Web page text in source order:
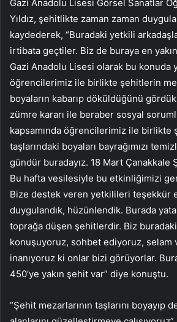
Gazi Anadolu Lisesi Görsel Sanatlar
Yıldız, şehitlikte zaman zaman
kaydederek, “Buradaki yetkili
irtibata geçtiler. Biz de buraya en
Gazi Anadolu Lisesi olarak bu konuda
öğrencilerimiz ile birlikte şehitlerin
boyaların kabarıp döküldüğünü
zümre kararı ile beraber sosyal
kapsamında öğrencilerimiz ile birlikte
taşlarındaki boyaları bayrağımızı
gündür buradayız. 18 Mart Çanakkale
Bu hafta vesilesiyle bu etkinliğimizi
Bize destek veren yetkilileri teşekkür
duygulandık, hüzünlendik. Burada
toprağa düşen şehitlerdir. Biz
konuşuyoruz, sohbet ediyoruz, selam
inanıyoruz ki onlar bizi görüyorlar.
450’ye yakın şehit var” diye konuştu.
“Şehit mezarlarının taşlarını boyayıp